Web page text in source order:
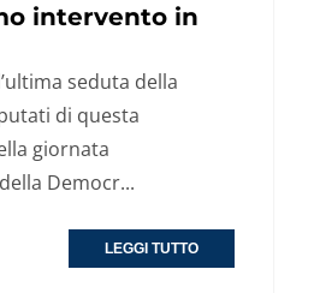
intervento in
seduta della
di questa
giornata
Democr...
LEGGI TUTTO